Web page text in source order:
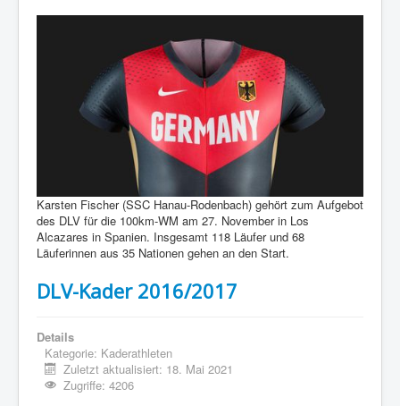
Karsten Fischer (SSC Hanau-Rodenbach) gehört zum Aufgebot
des DLV für die 100km-WM am 27. November in Los
Alcazares in Spanien. Insgesamt 118 Läufer und 68
Läuferinnen aus 35 Nationen gehen an den Start.
DLV-Kader 2016/2017
Details
Kategorie: Kaderathleten
Zuletzt aktualisiert: 18. Mai 2021
Zugriffe: 4206